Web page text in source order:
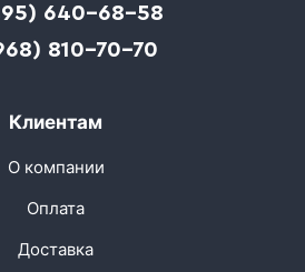
640-68-58
810-70-70
Клиентам
О компании
Оплата
Доставка